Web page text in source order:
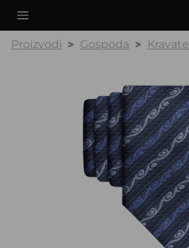
Proizvodi Gospoda Kravate